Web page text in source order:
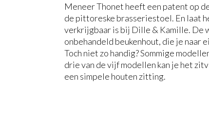
Meneer Thonet heeft een patent op
de pittoreske brasseriestoel. En laat
verkrijgbaar is bij Dille & Kamille. De
onbehandeld beukenhout, die je naar
Toch niet zo handig? Sommige
drie van de vijf modellen kan je het
een simpele houten zitting.